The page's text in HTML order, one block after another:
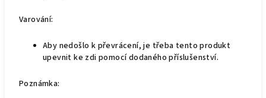
Varování:
Aby nedošlo k převrácení, je třeba tento produkt
upevnit ke zdi pomocí dodaného příslušenství.
Poznámka: